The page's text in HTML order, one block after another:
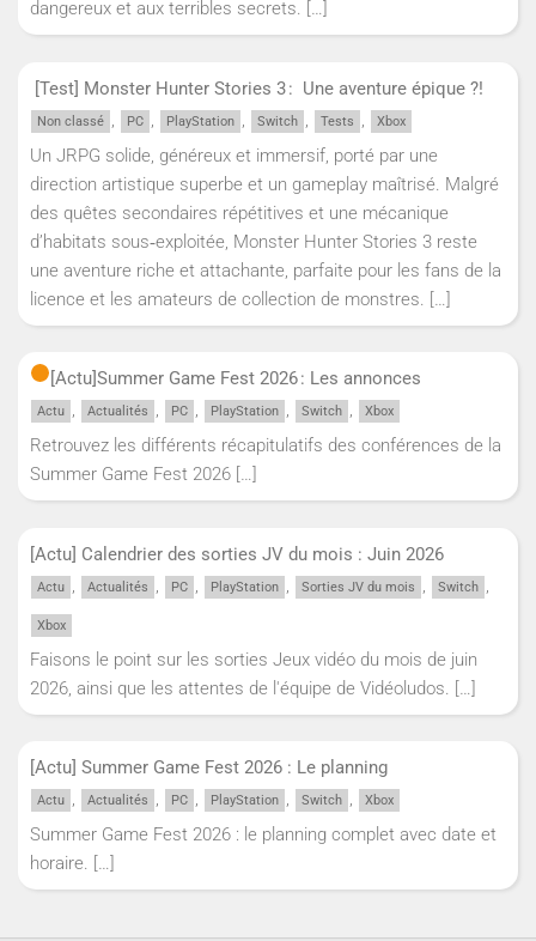
dangereux et aux terribles secrets. […]
[Test] Monster Hunter Stories 3 : Une aventure épique ?!
Non classé PC PlayStation Switch Tests Xbox
Un JRPG solide, généreux et immersif, porté par une
direction artistique superbe et un gameplay maîtrisé. Malgré
des quêtes secondaires répétitives et une mécanique
d’habitats sous‑exploitée, Monster Hunter Stories 3 reste
une aventure riche et attachante, parfaite pour les fans de la
licence et les amateurs de collection de monstres.
[…]
[Actu]Summer Game Fest 2026 : Les annonces
Actu , Actualités , PC , PlayStation , Switch , Xbox
Retrouvez les différents récapitulatifs des conférences de la
Summer Game Fest 2026 […]
[Actu] Calendrier des sorties JV du mois : Juin 2026
Actu Actualités PC PlayStation Sorties JV du mois Switch
Xbox
Faisons le point sur les sorties Jeux vidéo du mois de juin
2026, ainsi que les attentes de l'équipe de Vidéoludos.
[…]
[Actu] Summer Game Fest 2026 : Le planning
Actu , Actualités , PC , PlayStation , Switch , Xbox
Summer Game Fest 2026 : le planning complet avec date et
horaire. […]